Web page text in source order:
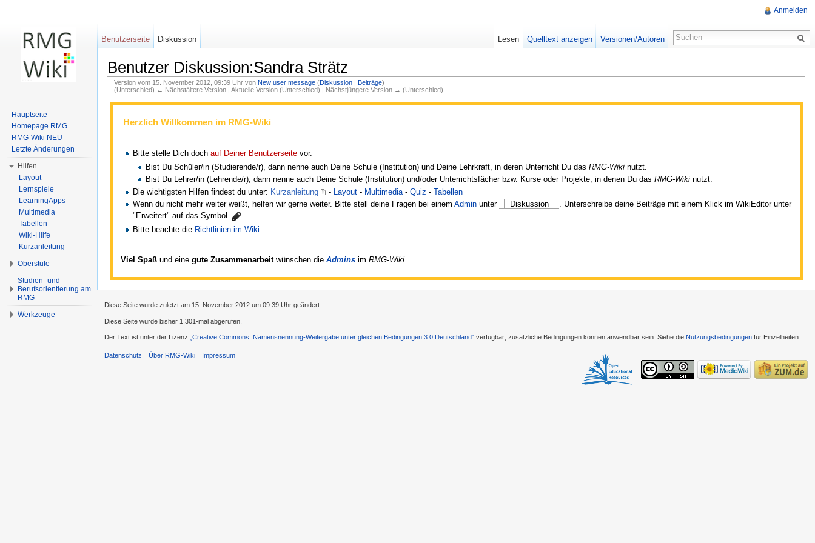
Benutzer Diskussion:Sandra Strätz
Version vom 15. November 2012, 09:39 Uhr von New user message (Diskussion| Beiträge)
(Unterschied) ← Nächstältere Version | Aktuelle Version (Unterschied) | Nächstjüngere Version → (Unterschied)
Herzlich Willkommen im RMG-Wiki
Bitte stelle Dich dochauf Deiner Benutzerseite vor.
Bist Du Schüler/in (Studierende/r), dann nenne auch Deine Schule (Institution) und Deine Lehrkraft, in deren Unterricht Du das RMG-Wikinutzt.
Bist Du Lehrer/in (Lehrende/r), dann nenne auch Deine Schule (Institution) und/oder Unterrichtsfächer bzw. Kurse oder Projekte, in denen Du das RMG-Wikinutzt.
Die wichtigsten Hilfen findest du unter: Kurzanleitung - Layout - Multimedia -Quiz -Tabellen
Wenn du nicht mehr weiter weißt, helfen wir gerne weiter. Bitte stell deine Fragen bei einemAdmin unter Diskussion
. Unterschreibe deine Beiträge mit einem Klick im WikiEditor unter
"Erweitert" auf das Symbol
.
Bitte beachte die Richtlinien im Wiki.
Viel Spaßund eine gute Zusammenarbeit wünschen die Adminsim RMG-Wiki
Anmelden
Benutzerseite Diskussion Lesen Quelltext anzeigen Versionen/Autoren
Hauptseite
Homepage RMG
RMG-Wiki NEU
Letzte Änderungen
Hilfen
Layout
Lernspiele
LearningApps
Multimedia
Tabellen
Wiki-Hilfe
Kurzanleitung
Oberstufe
Studien- und
Berufsorientierung am
RMG
Werkzeuge
Diese Seite wurde zuletzt am 15. November 2012 um 09:39 Uhr geändert.
Diese Seite wurde bisher 1.301-mal abgerufen.
Der Text ist unter der Lizenz „Creative Commons: Namensnennung-Weitergabe unter gleichen Bedingungen 3.0 Deutschland" verfügbar; zusätzliche Bedingungen können anwendbar sein. Siehe die Nutzungsbedingungen für Einzelheiten.
Datenschutz Über RMG-Wiki Impressum